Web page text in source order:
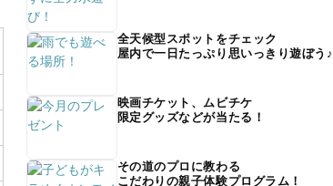
全天候型スポットをチェック
屋内で一日たっぷり思いっきり遊ぼう♪
映画チケット、ムビチケ
限定グッズなどが当たる！
その道のプロに教わる
こだわりの親子体験プログラム！